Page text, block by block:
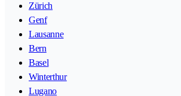
Zürich
Genf
Lausanne
Bern
Basel
Winterthur
Lugano